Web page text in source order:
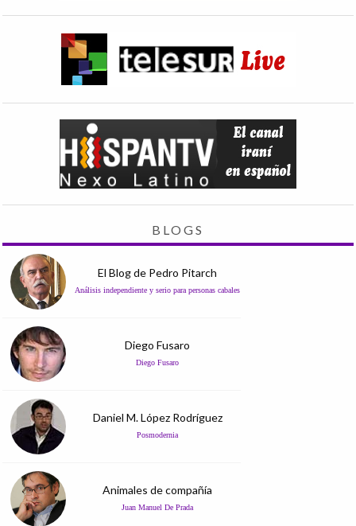
BLOGS
El Blog de Pedro Pitarch
Análisis independiente y serio para personas cabales
Diego Fusaro
Diego Fusaro
Daniel M. López Rodríguez
Posmodernia
Animales de compañía
Juan Manuel De Prada